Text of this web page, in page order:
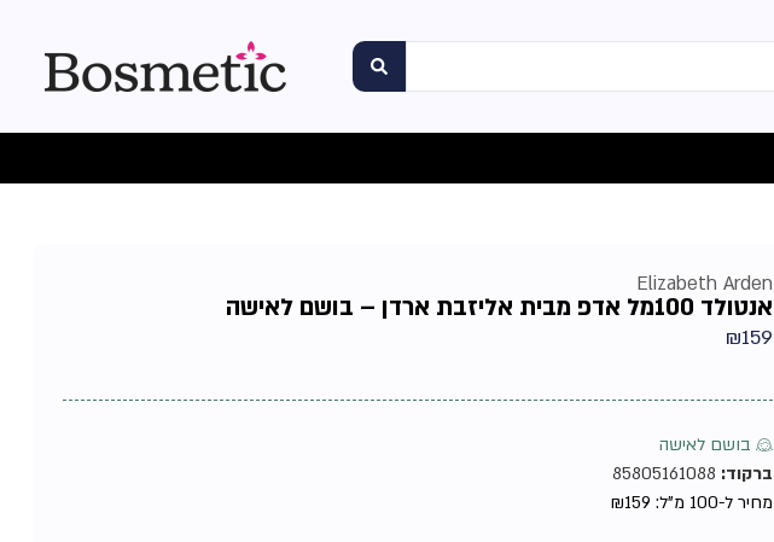
Elizabeth Arden
אנטולד 100מל אדפ מבית אליזבת ארדן – בושם לאישה
₪159
♀ בושם לאישה
ברקוד:
מחיר ל-100 מ"ל:
₪159